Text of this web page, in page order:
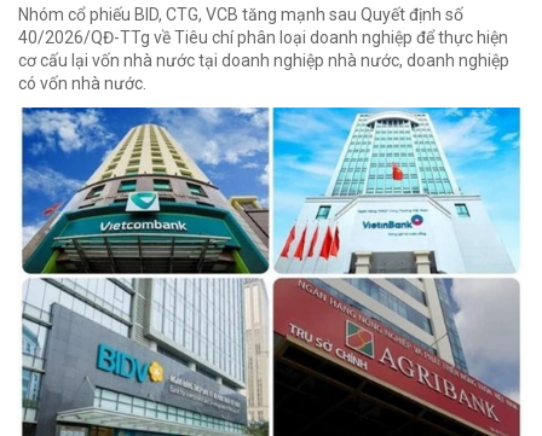
Nhóm cổ phiếu BID, CTG, VCB tăng mạnh sau Quyết định số
40/2026/QĐ-TTg về Tiêu chí phân loại doanh nghiệp để thực hiện
cơ cấu lại vốn nhà nước tại doanh nghiệp nhà nước, doanh nghiệp
có vốn nhà nước.